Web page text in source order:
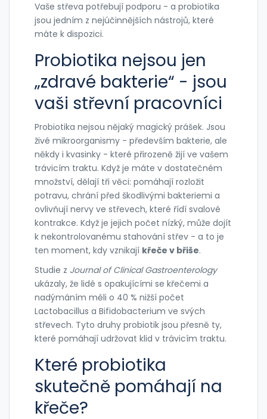
Vaše střeva potřebují podporu - a probiotika
jsou jedním z nejúčinnějších nástrojů, které
máte k dispozici.
Probiotika nejsou jen
„zdravé bakterie“ - jsou
vaši střevní pracovníci
Probiotika nejsou nějaký magický prášek. Jsou
živé mikroorganismy - především bakterie, ale
někdy i kvasinky - které přirozeně žijí ve vašem
trávicím traktu. Když je máte v dostatečném
množství, dělají tři věci: pomáhají rozložit
potravu, chrání před škodlivými bakteriemi a
ovlivňují nervy ve střevech, které řídí svalové
kontrakce. Když je jejich počet nízký, může dojít
k nekontrolovanému stahování střev - a to je
ten moment, kdy vznikají křeče v břiše.
Studie z Journal of Clinical Gastroenterology
ukázaly, že lidé s opakujícími se křečemi a
nadýmáním měli o 40 % nižší počet
Lactobacillus a Bifidobacterium ve svých
střevech. Tyto druhy probiotik jsou přesně ty,
které pomáhají udržovat klid v trávicím traktu.
Které probiotika
skutečně pomáhají na
křeče?